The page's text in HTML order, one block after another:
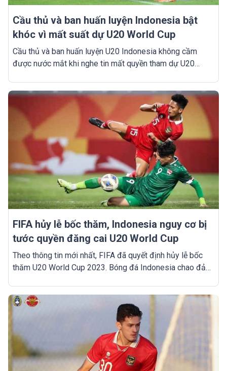
Cầu thủ và ban huấn luyện Indonesia bật
khóc vì mất suất dự U20 World Cup
Cầu thủ và ban huấn luyện U20 Indonesia không cầm
được nước mắt khi nghe tin mất quyền tham dự U20
FIFA hủy lễ bốc thăm, Indonesia nguy cơ bị
tước quyền đăng cai U20 World Cup
Theo thông tin mới nhất, FIFA đã quyết định hủy lễ bốc
thăm U20 World Cup 2023. Bóng đá Indonesia chao đảo